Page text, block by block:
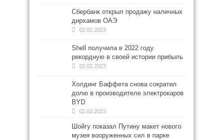
Сбербанк открыл продажу наличных
дирхамов ОАЭ
02.02.2023
Shell получила в 2022 году
рекордную в своей истории прибыль
02.02.2023
Холдинг Баффета снова сократил
долю в производителе электрокаров
BYD
02.02.2023
Шойгу показал Путину макет нового
музея вооруженных сил в парке